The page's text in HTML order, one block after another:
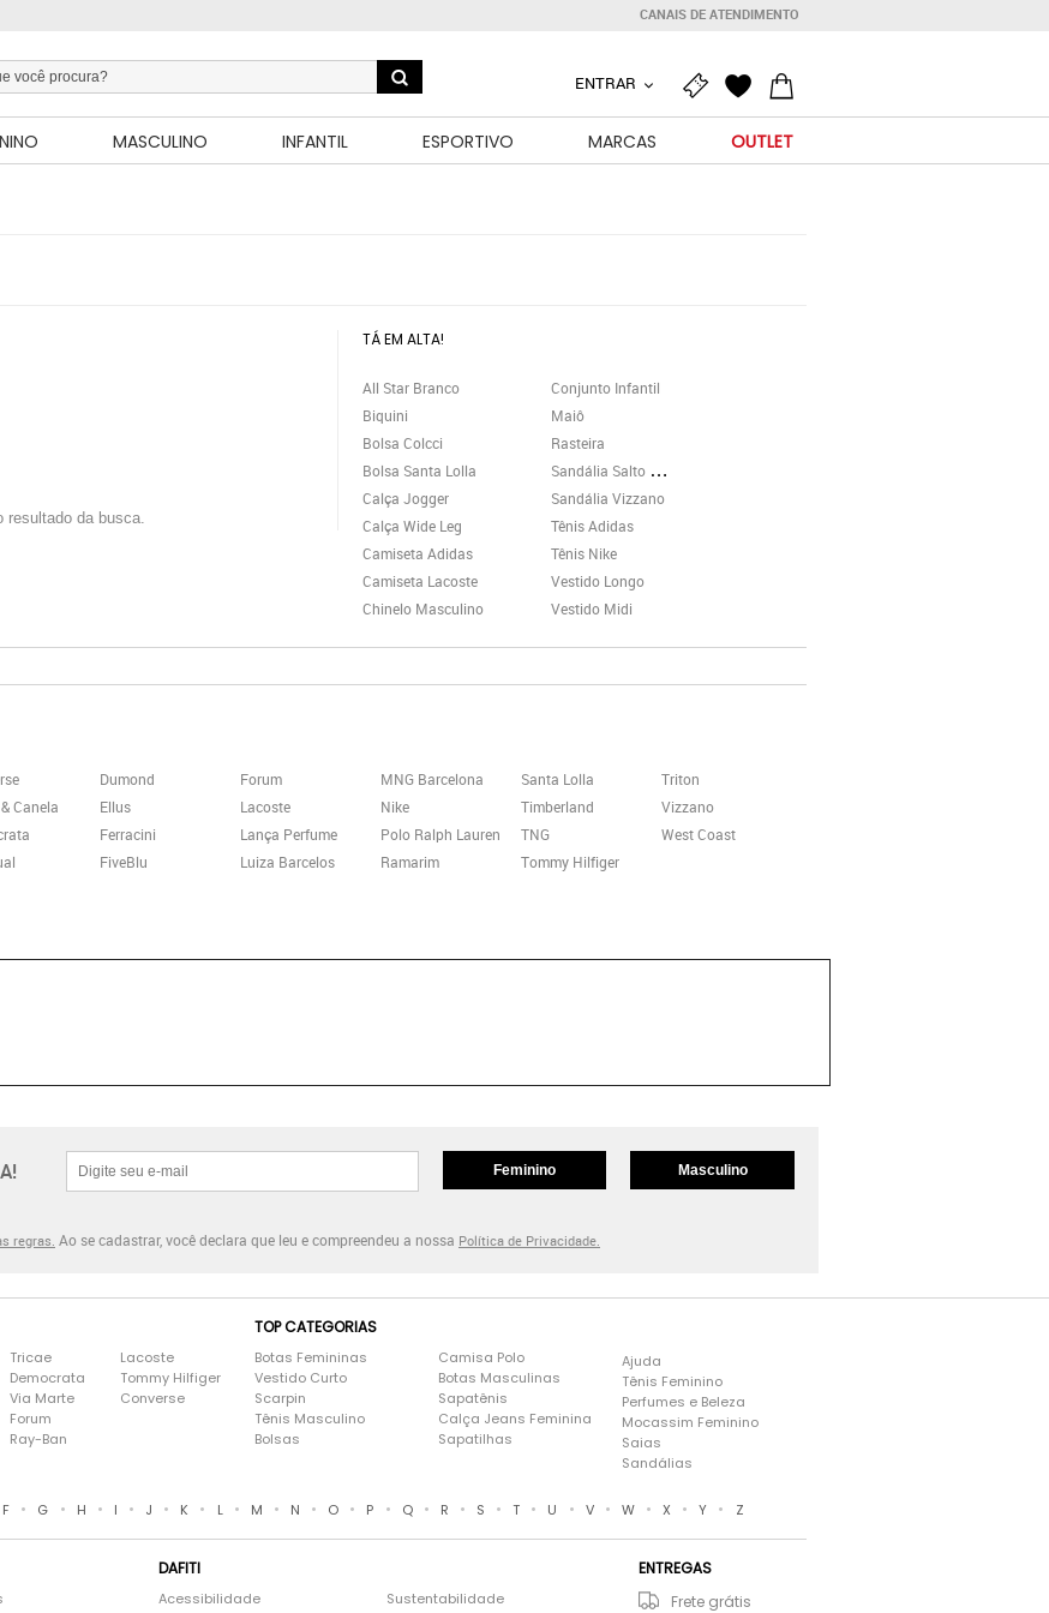
CANAIS DE ATENDIMENTO
ENTRAR
MASCULINO INFANTIL ESPORTIVO MARCAS OUTLET
resultado da busca.
TÁ EM ALTA!
All Star Branco
Biquini
Bolsa Colcci
Bolsa Santa Lolla
Calça Jogger
Calça Wide Leg
Camiseta Adidas
Camiseta Lacoste
Chinelo Masculino
Conjunto Infantil
Maiô
Rasteira
Sandália Salto Grosso
Sandália Vizzano
Tênis Adidas
Tênis Nike
Vestido Longo
Vestido Midi
Canela
Dumond
Ellus
Ferracini
FiveBlu
Forum
Lacoste
Lança Perfume
Luiza Barcelos
MNG Barcelona
Nike
Polo Ralph Lauren
Ramarim
Santa Lolla
Timberland
TNG
Tommy Hilfiger
Triton
Vizzano
West Coast
Feminino Masculino
regras. Ao se cadastrar, você declara que leu e compreendeu a nossa Política de Privacidade.
Tricae
Democrata
Via Marte
Forum
Ray-Ban
Lacoste
Tommy Hilfiger
Converse
TOP CATEGORIAS
Botas Femininas
Vestido Curto
Scarpin
Tênis Masculino
Bolsas
Camisa Polo
Botas Masculinas
Sapatênis
Calça Jeans Feminina
Sapatilhas
Ajuda
Tênis Feminino
Perfumes e Beleza
Mocassim Feminino
Saias
Sandálias
F • G • H • I • J • K • L • M • N • O • P • Q • R • S • T • U • V • W • X • Y • Z
DAFITI
Acessibilidade
Sustentabilidade
ENTREGAS
Frete grátis